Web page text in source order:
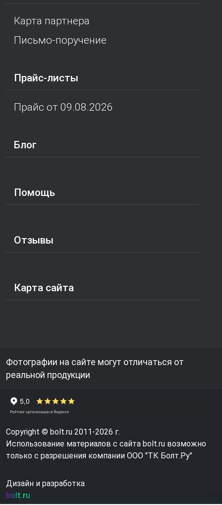
Карта партнера
Письмо-поручение
Прайс-листы
Прайс от 09.08.2026
Блог
Помощь
Отзывы
Карта сайта
Фотографии на сайте могут отличаться от
реальной продукции
Copyright © bolt.ru 2011-2026 г.
Использование материалов с сайта bolt.ru возможно
только с разрешения компании ООО "ТК Болт.Ру"
Дизайн и разработка
bolt.ru